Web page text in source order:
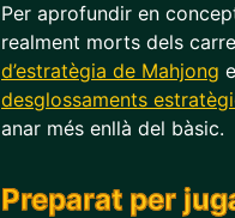
Per aprofundir en
realment morts dels
d’estratègia de Mahjong
desglossaments
anar més enllà del bàsic.
Preparat per